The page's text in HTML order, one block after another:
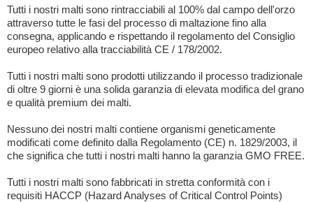
Tutti i nostri malti sono rintracciabili al 100% dal campo dell'orzo
attraverso tutte le fasi del processo di maltazione fino alla
consegna, applicando e rispettando il regolamento del Consiglio
europeo relativo alla tracciabilità CE / 178/2002.
Tutti i nostri malti sono prodotti utilizzando il processo tradizionale
di oltre 9 giorni è una solida garanzia di elevata modifica del grano
e qualità premium dei malti.
Nessuno dei nostri malti contiene organismi geneticamente
modificati come definito dalla Regolamento (CE) n. 1829/2003, il
che significa che tutti i nostri malti hanno la garanzia GMO FREE.
Tutti i nostri malti sono fabbricati in stretta conformità con i
requisiti HACCP (Hazard Analyses of Critical Control Points)